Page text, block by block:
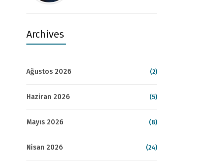
Archives
Ağustos 2026 (2)
Haziran 2026 (5)
Mayıs 2026 (8)
Nisan 2026 (24)